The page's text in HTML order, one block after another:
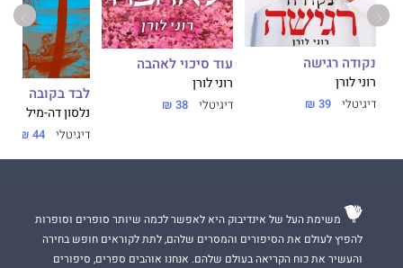
נקודה רגישה
רוני לורן
דיגיטלי 39 ₪
עוד סיכוי לאהבה
רוני לורן
דיגיטלי 38 ₪
לבד בקובה
נלסון דה-מיל
דיגיטלי 44 ₪
משימת העל של אינדיבוק היא לאפשר לכמה שיותר סופרים וסופרות
להפיץ לעולם את הסיפורים והמסרים שלהם, לתת לקוראים חופש בחירה
והעשיר את כוח הקריאה בעולם שלהם. אנחנו אוהבים ספרים, סיפורים